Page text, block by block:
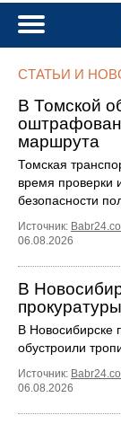
СТАТЬИ И
В Томской
оштрафован
маршрута
Томская
время проверки
безопасности
Источник:
06.08.2026
В
В Новосибирске
обустроили
Источник:
06.08.2026